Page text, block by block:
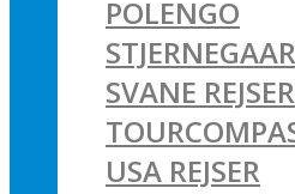
POLENGO
SVANE REJSER
USA REJSER